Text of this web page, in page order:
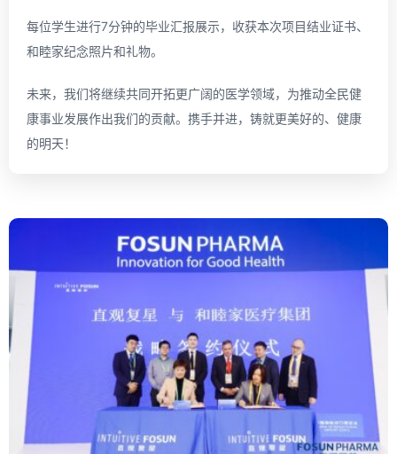
每位学生进行7分钟的毕业汇报展示，收获本次项目结业证书、
和睦家纪念照片和礼物。
未来，我们将继续共同开拓更广阔的医学领域，为推动全民健
康事业发展作出我们的贡献。携手并进，铸就更美好的、健康
的明天！